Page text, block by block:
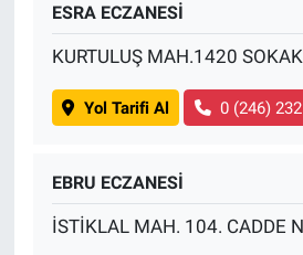
ESRA ECZANESİ
KURTULUŞ MAH.1420
Yol Tarifi Al 0 (246)
EBRU ECZANESİ
İSTİKLAL MAH. 104. CADDE